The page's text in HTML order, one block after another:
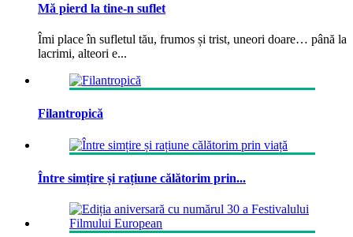
Mă pierd la tine-n suflet
Îmi place în sufletul tău, frumos și trist, uneori doare… până la
lacrimi, alteori e...
Filantropică
Între simțire și rațiune călătorim prin...